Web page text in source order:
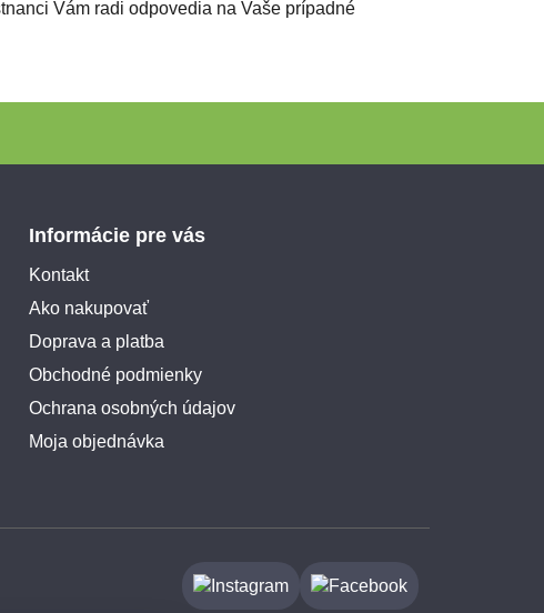
Vám radi odpovedia na Vaše prípadné
Informácie pre vás
Kontakt
Ako nakupovať
Doprava a platba
Obchodné podmienky
Ochrana osobných údajov
Moja objednávka